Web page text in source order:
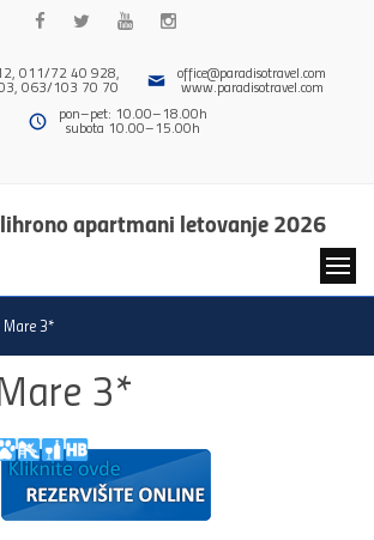
011/72 40 928,
063/103 70 70
office@paradisotravel.com
www.paradisotravel.com
pon–pet: 10.00–18.00h
subota 10.00–15.00h
apartmani letovanje 2026
Mare 3*
3*